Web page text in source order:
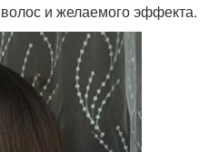
и желаемого эффекта.